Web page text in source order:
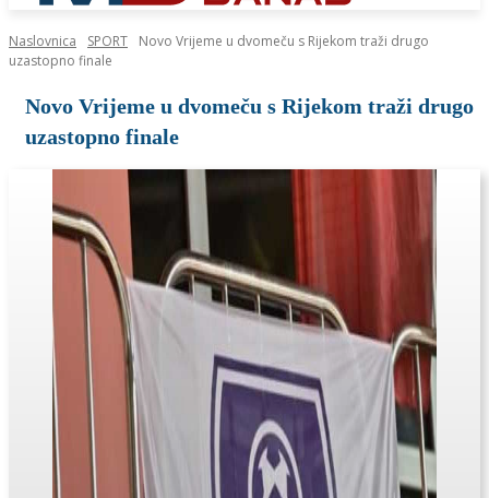
Naslovnica SPORT
Novo Vrijeme u dvomeču s Rijekom traži drugo
uzastopno finale
Novo Vrijeme u dvomeču s Rijekom traži drugo
uzastopno finale